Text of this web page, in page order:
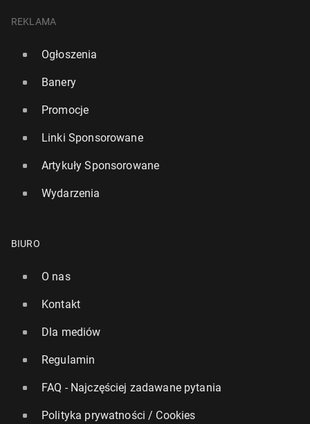
REKLAMA
Ogłoszenia
Banery
Promocje
Linki Sponsorowane
Artykuły Sponsorowane
Wydarzenia
BIURO
O nas
Kontakt
Dla mediów
Regulamin
FAQ - Najczęściej zadawane pytania
Polityka prywatności / Cookies